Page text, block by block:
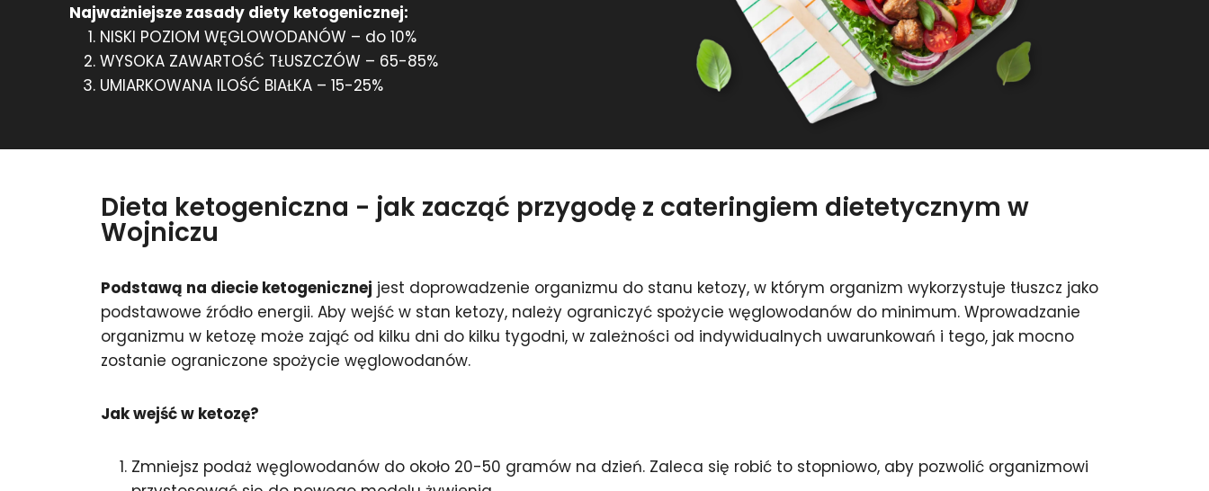
Najważniejsze zasady diety ketogenicznej:
NISKI POZIOM WĘGLOWODANÓW – do 10%
WYSOKA ZAWARTOŚĆ TŁUSZCZÓW – 65-85%
UMIARKOWANA ILOŚĆ BIAŁKA – 15-25%
Dieta ketogeniczna - jak zacząć przygodę z cateringiem dietetycznym w
Wojniczu
Podstawą na diecie ketogenicznej jest doprowadzenie organizmu do stanu ketozy, w którym organizm wykorzystuje tłuszcz jako
podstawowe źródło energii. Aby wejść w stan ketozy, należy ograniczyć spożycie węglowodanów do minimum. Wprowadzanie
organizmu w ketozę może zająć od kilku dni do kilku tygodni, w zależności od indywidualnych uwarunkowań i tego, jak mocno
zostanie ograniczone spożycie węglowodanów.
Jak wejść w ketozę?
Zmniejsz podaż węglowodanów do około 20-50 gramów na dzień. Zaleca się robić to stopniowo, aby pozwolić organizmowi